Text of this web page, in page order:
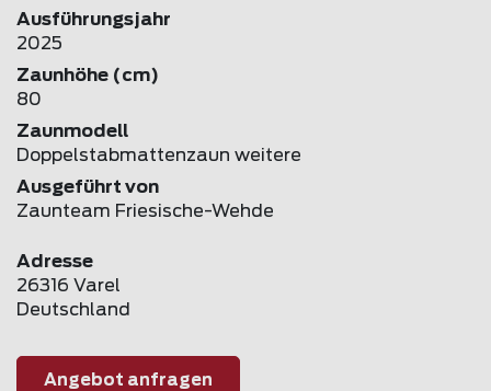
Ausführungsjahr
2025
Zaunhöhe (cm)
80
Zaunmodell
Doppelstabmattenzaun weitere
Ausgeführt von
Zaunteam Friesische-Wehde
Adresse
26316 Varel
Deutschland
Angebot anfragen